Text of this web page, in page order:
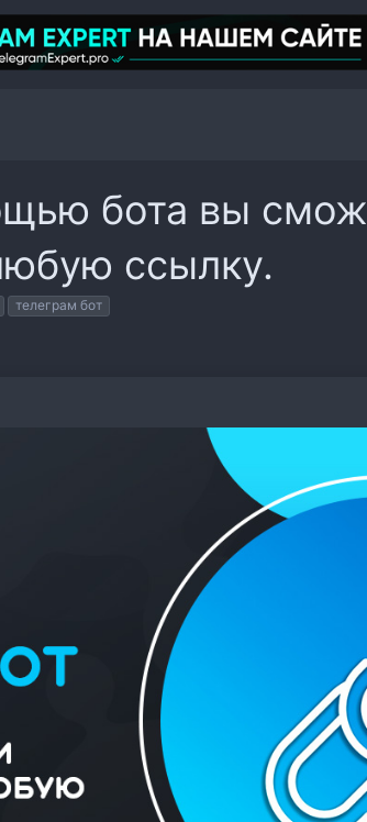
бота вы
ссылку.
телеграм бот